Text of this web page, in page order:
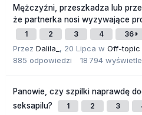
Mężczyźni, przeszkadza lub
że partnerka nosi wyzywające
1 2 3 4 36
Przez Dalila_ , 20 Lipca w Off-topic
885 odpowiedzi 18 794
Panowie, czy szpilki naprawdę
seksapilu?
1 2 3